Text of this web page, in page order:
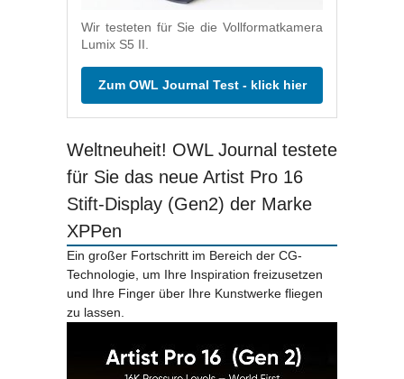
Wir testeten für Sie die Vollformatkamera
Lumix S5 II.
Zum OWL Journal Test - klick hier
Weltneuheit! OWL Journal testete
für Sie das neue Artist Pro 16
Stift-Display (Gen2) der Marke
XPPen
Ein großer Fortschritt im Bereich der CG-
Technologie, um Ihre Inspiration freizusetzen
und Ihre Finger über Ihre Kunstwerke fliegen
zu lassen.